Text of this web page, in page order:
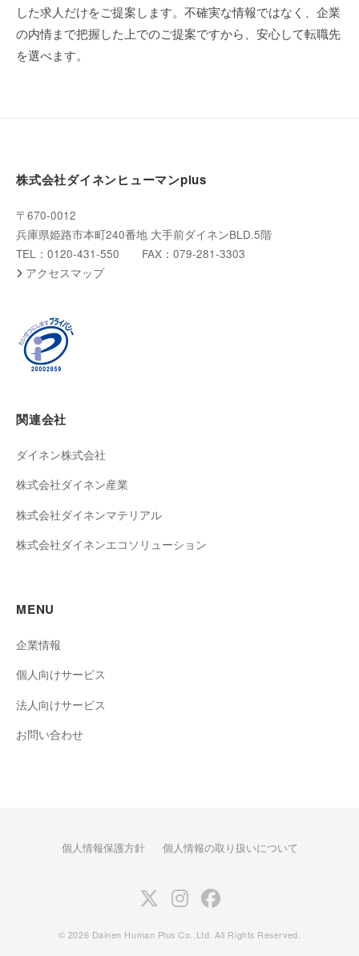
した求人だけをご提案します。不確実な情報ではなく、企業
の内情まで把握した上でのご提案ですから、安心して転職先
を選べます。
株式会社ダイネンヒューマンplus
〒670-0012
兵庫県姫路市本町240番地 大手前ダイネンBLD.5階
TEL：0120-431-550 FAX：079-281-3303
アクセスマップ
関連会社
ダイネン株式会社
株式会社ダイネン産業
株式会社ダイネンマテリアル
株式会社ダイネンエコソリューション
MENU
企業情報
個人向けサービス
法人向けサービス
お問い合わせ
個人情報保護方針 個人情報の取り扱いについて
TwitterInstagramfacebook
© 2026 Dainen Human Plus Co.,Ltd. All Rights Reserved.